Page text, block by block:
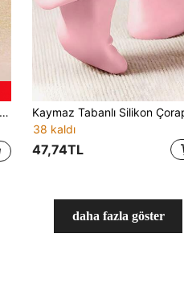
38 kaldı
47,74TL
daha fazla göster